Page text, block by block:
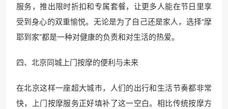
服务，推出限时折扣和专属套餐，让更多人能在节日里享
受到身心的双重愉悦。无论是为了自己还是家人，选择“摩
耶到家”都是一种对健康的负责和对生活的热爱。
四、北京同城上门按摩的便利与未来
在北京这样一座超大城市，人们的出行和生活节奏都非常
快，上门按摩服务正好填补了这一空白。相比传统按摩方